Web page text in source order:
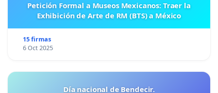
Petición Formal a Museos Mexicanos: Traer la
Exhibición de Arte de RM (BTS) a México
15 firmas
6 Oct 2025
Día nacional de Bendecir.